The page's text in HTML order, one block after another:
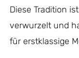
Diese Tradition
verwurzelt und
für erstklassige